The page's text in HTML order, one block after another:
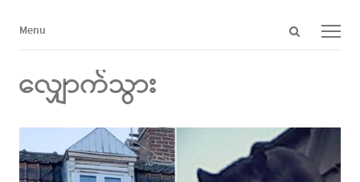
Open
Menu
Menu
လျှောက်သွား